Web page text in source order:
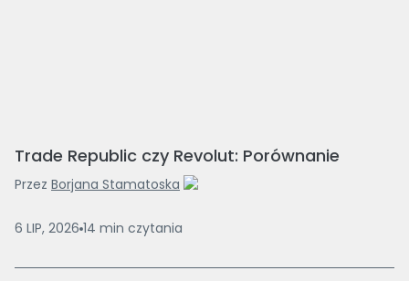
Trade Republic czy Revolut: Porównanie
Przez Borjana Stamatoska
6 LIP, 2026 14 min czytania